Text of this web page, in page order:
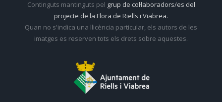
Continguts mantinguts pel grup de col·laboradors/es del
projecte de la Flora de Riells i Viabrea.
Quan no s'indica una llicència particular, els autors de les
imatges es reserven tots els drets sobre aquestes.